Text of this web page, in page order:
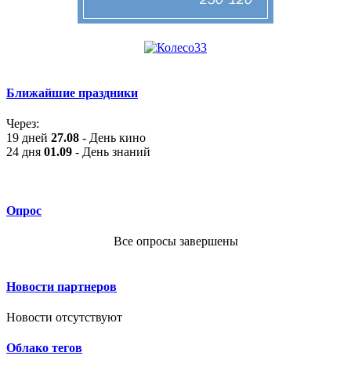
Ближайшие праздники
Через:
19 дней 27.08 - День кино
24 дня 01.09 - День знаний
Опрос
Все опросы завершены
Новости партнеров
Новости отсутствуют
Облако тегов